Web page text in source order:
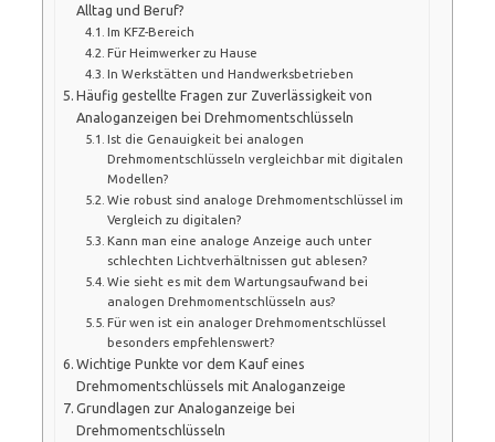
Alltag und Beruf?
Im KFZ-Bereich
Für Heimwerker zu Hause
In Werkstätten und Handwerksbetrieben
Häufig gestellte Fragen zur Zuverlässigkeit von
Analoganzeigen bei Drehmomentschlüsseln
Ist die Genauigkeit bei analogen
Drehmomentschlüsseln vergleichbar mit digitalen
Modellen?
Wie robust sind analoge Drehmomentschlüssel im
Vergleich zu digitalen?
Kann man eine analoge Anzeige auch unter
schlechten Lichtverhältnissen gut ablesen?
Wie sieht es mit dem Wartungsaufwand bei
analogen Drehmomentschlüsseln aus?
Für wen ist ein analoger Drehmomentschlüssel
besonders empfehlenswert?
Wichtige Punkte vor dem Kauf eines
Drehmomentschlüssels mit Analoganzeige
Grundlagen zur Analoganzeige bei
Drehmomentschlüsseln